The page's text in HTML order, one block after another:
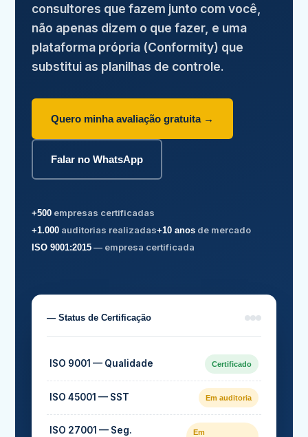
consultores que fazem junto com você,
não apenas dizem o que fazer, e uma
plataforma própria (Conformity) que
substitui as planilhas de controle.
Quero minha avaliação gratuita →
Falar no WhatsApp
+500 empresas certificadas
+1.000 auditorias realizadas+10 anos de mercado
ISO 9001:2015 — empresa certificada
— Status de Certificação
ISO 9001 — Qualidade Certificado
ISO 45001 — SST Em auditoria
ISO 27001 — Seg.
Em